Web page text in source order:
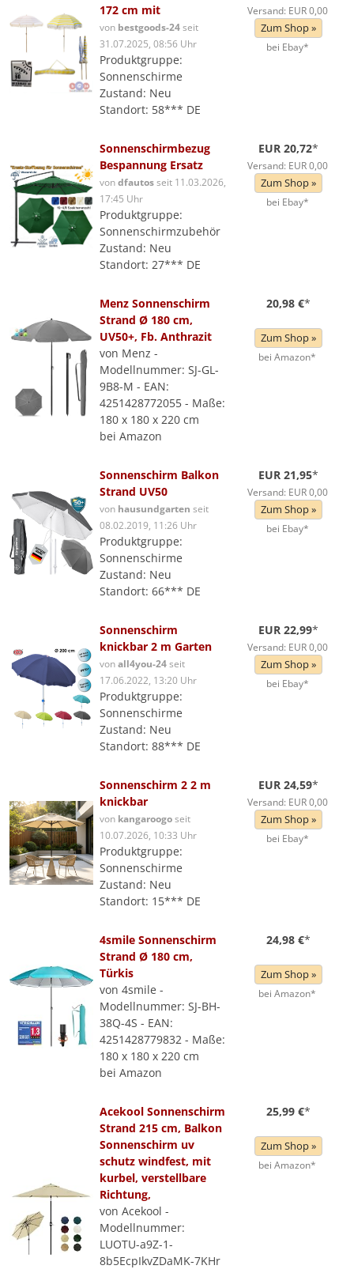
172 cm mit
von bestgoods-24seit
31.07.2025, 08:56 Uhr
Produktgruppe:
Sonnenschirme
Zustand: Neu
Standort: 58*** DE
Versand: EUR 0,00
Zum Shop »
bei Ebay*
Sonnenschirmbezug
Bespannung Ersatz
vondfautosseit 11.03.2026,
17:45 Uhr
Produktgruppe:
Sonnenschirmzubehör
Zustand: Neu
Standort: 27*** DE
EUR 20,72*
Versand: EUR 0,00
Zum Shop »
bei Ebay*
Menz Sonnenschirm
Strand Ø 180 cm,
UV50+, Fb. Anthrazit
von Menz -
Modellnummer: SJ-GL-
9B8-M - EAN:
4251428772055 - Maße:
180 x 180 x 220 cm
bei Amazon
20,98 €*
Zum Shop »
bei Amazon*
Sonnenschirm Balkon
Strand UV50
von hausundgarten seit
08.02.2019, 11:26 Uhr
Produktgruppe:
Sonnenschirme
Zustand: Neu
Standort: 66*** DE
EUR 21,95*
Versand: EUR 0,00
Zum Shop »
bei Ebay*
Sonnenschirm
knickbar 2 m Garten
vonall4you-24seit
17.06.2022, 13:20 Uhr
Produktgruppe:
Sonnenschirme
Zustand: Neu
Standort: 88*** DE
EUR 22,99*
Versand: EUR 0,00
Zum Shop »
bei Ebay*
Sonnenschirm 2 2 m
knickbar
von kangaroogoseit
10.07.2026, 10:33 Uhr
Produktgruppe:
Sonnenschirme
Zustand: Neu
Standort: 15*** DE
EUR 24,59*
Versand: EUR 0,00
Zum Shop »
bei Ebay*
4smile Sonnenschirm
Strand Ø 180 cm,
Türkis
von 4smile -
Modellnummer: SJ-BH-
38Q-4S - EAN:
4251428779832 - Maße:
180 x 180 x 220 cm
bei Amazon
24,98 €*
Zum Shop »
bei Amazon*
Acekool Sonnenschirm
Strand 215 cm, Balkon
Sonnenschirm uv
schutz windfest, mit
kurbel, verstellbare
Richtung,
von Acekool -
Modellnummer:
LUOTU-a9Z-1-
8b5EcpIkvZDaMK-7KHr
25,99 €*
Zum Shop »
bei Amazon*